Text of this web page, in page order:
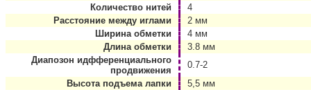
Количество нитей
4
Расстояние между иглами
2 мм
Ширина обметки
4 мм
Длина обметки
3.8 мм
Диапозон идфференциального
продвижения
0.7-2
Высота подъема лапки
5,5 мм